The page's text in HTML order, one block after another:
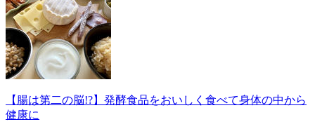
【腸は第二の脳!?】発酵食品をおいしく食べて身体の中から
健康に